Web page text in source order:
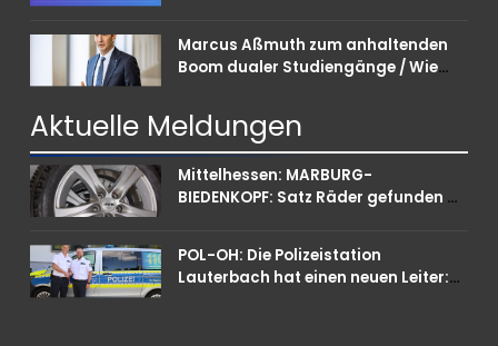
Marcus Aßmuth zum anhaltenden
Boom dualer Studiengänge / Wie
punkten können
Aktuelle Meldungen
Mittelhessen: MARBURG-
BIEDENKOPF: Satz Räder gefunden –
POL-OH: Die Polizeistation
Lauterbach hat einen neuen Leiter: